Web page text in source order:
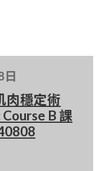
肉穩定術
B 課